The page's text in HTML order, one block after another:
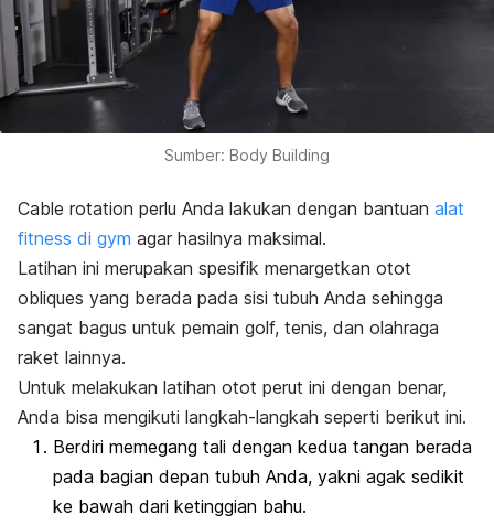
Sumber: Body Building
Cable rotation perlu Anda lakukan dengan bantuan alat
fitness di gym agar hasilnya maksimal.
Latihan ini merupakan spesifik menargetkan otot
obliques yang berada pada sisi tubuh Anda sehingga
sangat bagus untuk pemain golf, tenis, dan olahraga
raket lainnya.
Untuk melakukan latihan otot perut ini dengan benar,
Anda bisa mengikuti langkah-langkah seperti berikut ini.
Berdiri memegang tali dengan kedua tangan berada
pada bagian depan tubuh Anda, yakni agak sedikit
ke bawah dari ketinggian bahu.